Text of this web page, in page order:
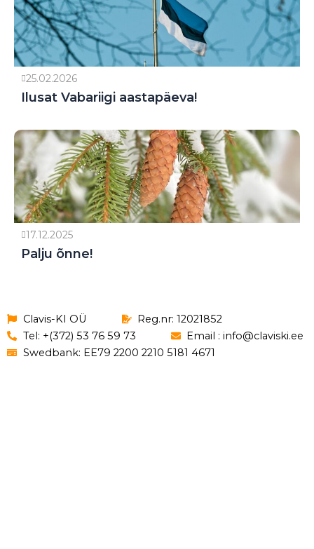
25.02.2026
Ilusat Vabariigi aastapäeva!
17.12.2025
Palju õnne!
Clavis-KI OÜ
Reg.nr: 12021852
Tel: +(372) 53 76 59 73
Email : info@claviski.ee
Swedbank: EE79 2200 2210 5181 4671